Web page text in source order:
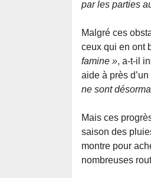
par les parties
Malgré ces
ceux qui en ont
famine », a-t-il
aide à près
ne sont
Mais ces
saison des
montre pour
nombreuses